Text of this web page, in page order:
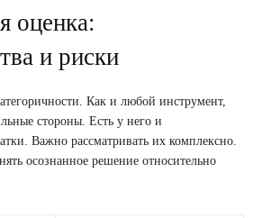
оценка:
и риски
Как и любой инструмент,
стороны. Есть у него и
Важно рассматривать их комплексно.
осознанное решение относительно